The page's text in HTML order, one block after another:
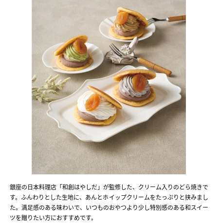
銀座の日本料理店「和創はやしだ」が監修した、クリーム入りのどら焼きで
す。ふんわりとした生地に、あんとホイップクリームをたっぷりと挟みまし
た。満足感のある味わいで、いつものおやつより少し特別感のある和スイー
ツを贈りたい方におすすめです。